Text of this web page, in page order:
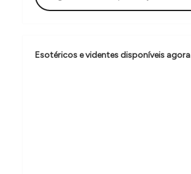
ç
o
d
Esotéricos e videntes disponíveis agora